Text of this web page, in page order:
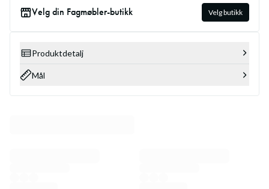
Velg din Fagmøbler-butikk Velg butikk
Produktdetalj
Mål